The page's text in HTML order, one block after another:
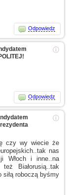
Odpowiedz
ⓘ
Odpowiedz
ⓘ
czy wy wiecie że
nas
Włochi inne..na
Białorusią..tak
roboczą byśmy